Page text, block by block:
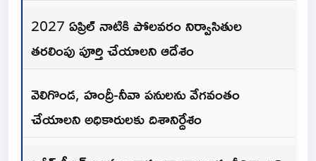
2027 ఏప్రిల్ నాటికి పోలవరం నిర్వాసితుల
తరలింపు పూర్తి చేయాలని ఆదేశం
వెలిగొండ, హంద్రీ-నీవా పనులను వేగవంతం
చేయాలని అధికారులకు దిశానిర్దేశం